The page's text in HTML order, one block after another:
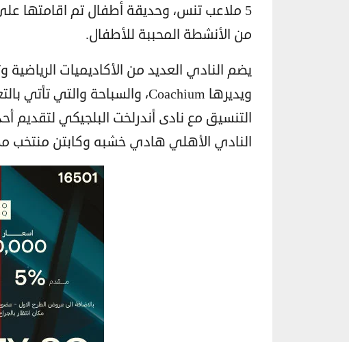
5 ملاعب تنس، وحديقة أطفال تم اقامتها
من الأنشطة المحببة للأطفال.
يضم النادي العديد من الأكاديميات
التنسيق مع نادى أندرلخت البلجيكي لتقديم
النادي الأهلي هادي خشبه وكابتن منتخب